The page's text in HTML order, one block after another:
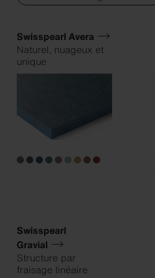
Swisspearl Avera
Naturel, nuageux et
unique
Swisspearl
Gravial
Structure par
fraisage linéaire